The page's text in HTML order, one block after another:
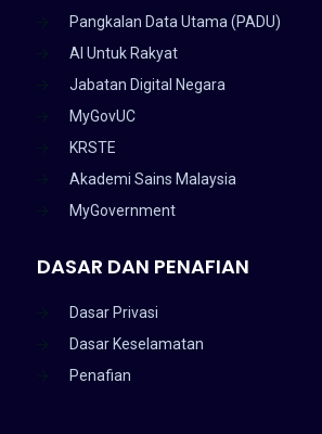
Pangkalan Data Utama (PADU)
AI Untuk Rakyat
Jabatan Digital Negara
MyGovUC
KRSTE
Akademi Sains Malaysia
MyGovernment
DASAR DAN PENAFIAN
Dasar Privasi
Dasar Keselamatan
Penafian